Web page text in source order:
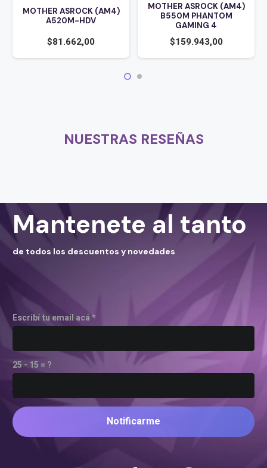
MOTHER ASROCK (AM4)
A520M-HDV
$81.662,00
MOTHER ASROCK (AM4)
B550M PHANTOM
GAMING 4
$159.943,00
NUESTRAS RESEÑAS
Mantenete al tanto
de todos los descuentos y novedades
Escribí tu email acá *
25 - 15 = ?
Notificarme